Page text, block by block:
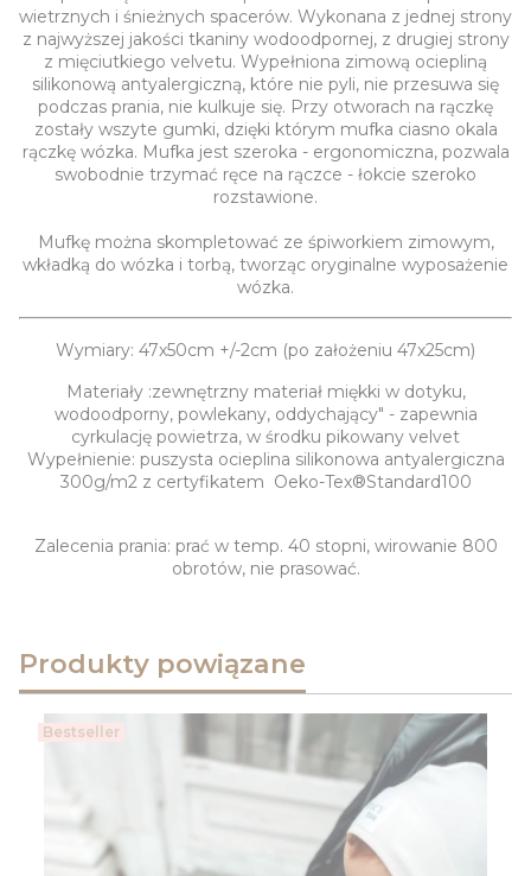
wietrznych i śnieżnych spacerów. Wykonana z jednej strony
z najwyższej jakości tkaniny wodoodpornej, z drugiej strony
z mięciutkiego velvetu. Wypełniona zimową ociepliną
silikonową antyalergiczną, które nie pyli, nie przesuwa się
podczas prania, nie kulkuje się. Przy otworach na rączkę
zostały wszyte gumki, dzięki którym mufka ciasno okala
rączkę wózka. Mufka jest szeroka - ergonomiczna, pozwala
swobodnie trzymać ręce na rączce - łokcie szeroko
rozstawione.
Mufkę można skompletować ze śpiworkiem zimowym,
wkładką do wózka i torbą, tworząc oryginalne wyposażenie
wózka.
Wymiary: 47x50cm +/-2cm (po założeniu 47x25cm)
Materiały :zewnętrzny materiał miękki w dotyku,
wodoodporny, powlekany, oddychający" - zapewnia
cyrkulację powietrza, w środku pikowany velvet
Wypełnienie: puszysta ocieplina silikonowa antyalergiczna
300g/m2 z certyfikatem Oeko-Tex®Standard100
Zalecenia prania: prać w temp. 40 stopni, wirowanie 800
obrotów, nie prasować.
Produkty powiązane
Bestseller